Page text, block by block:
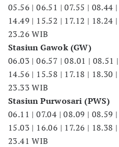
05.56 | 06.51 | 07.55 | 08.44
14.49 | 15.52 | 17.12 | 18.24
23.26 WIB
Stasiun Gawok (GW)
06.03 | 06.57 | 08.01 | 08.51
14.56 | 15.58 | 17.18 | 18.30
23.33 WIB
Stasiun Purwosari (PWS)
06.11 | 07.04 | 08.09 | 08.59
15.03 | 16.06 | 17.26 | 18.38
23.41 WIB